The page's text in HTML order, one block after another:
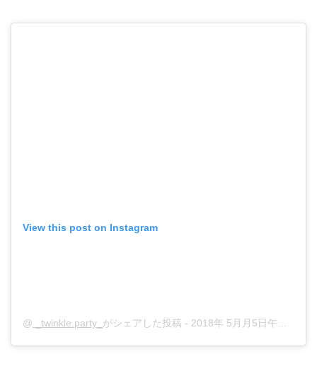
View this post on Instagram
@ _twinkle.party_ がシェアした投稿 - 2018年 5月月5日午前6時14分PDT